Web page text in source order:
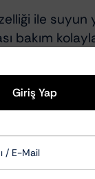
ile
bakım
sunar.
Giriş Yap